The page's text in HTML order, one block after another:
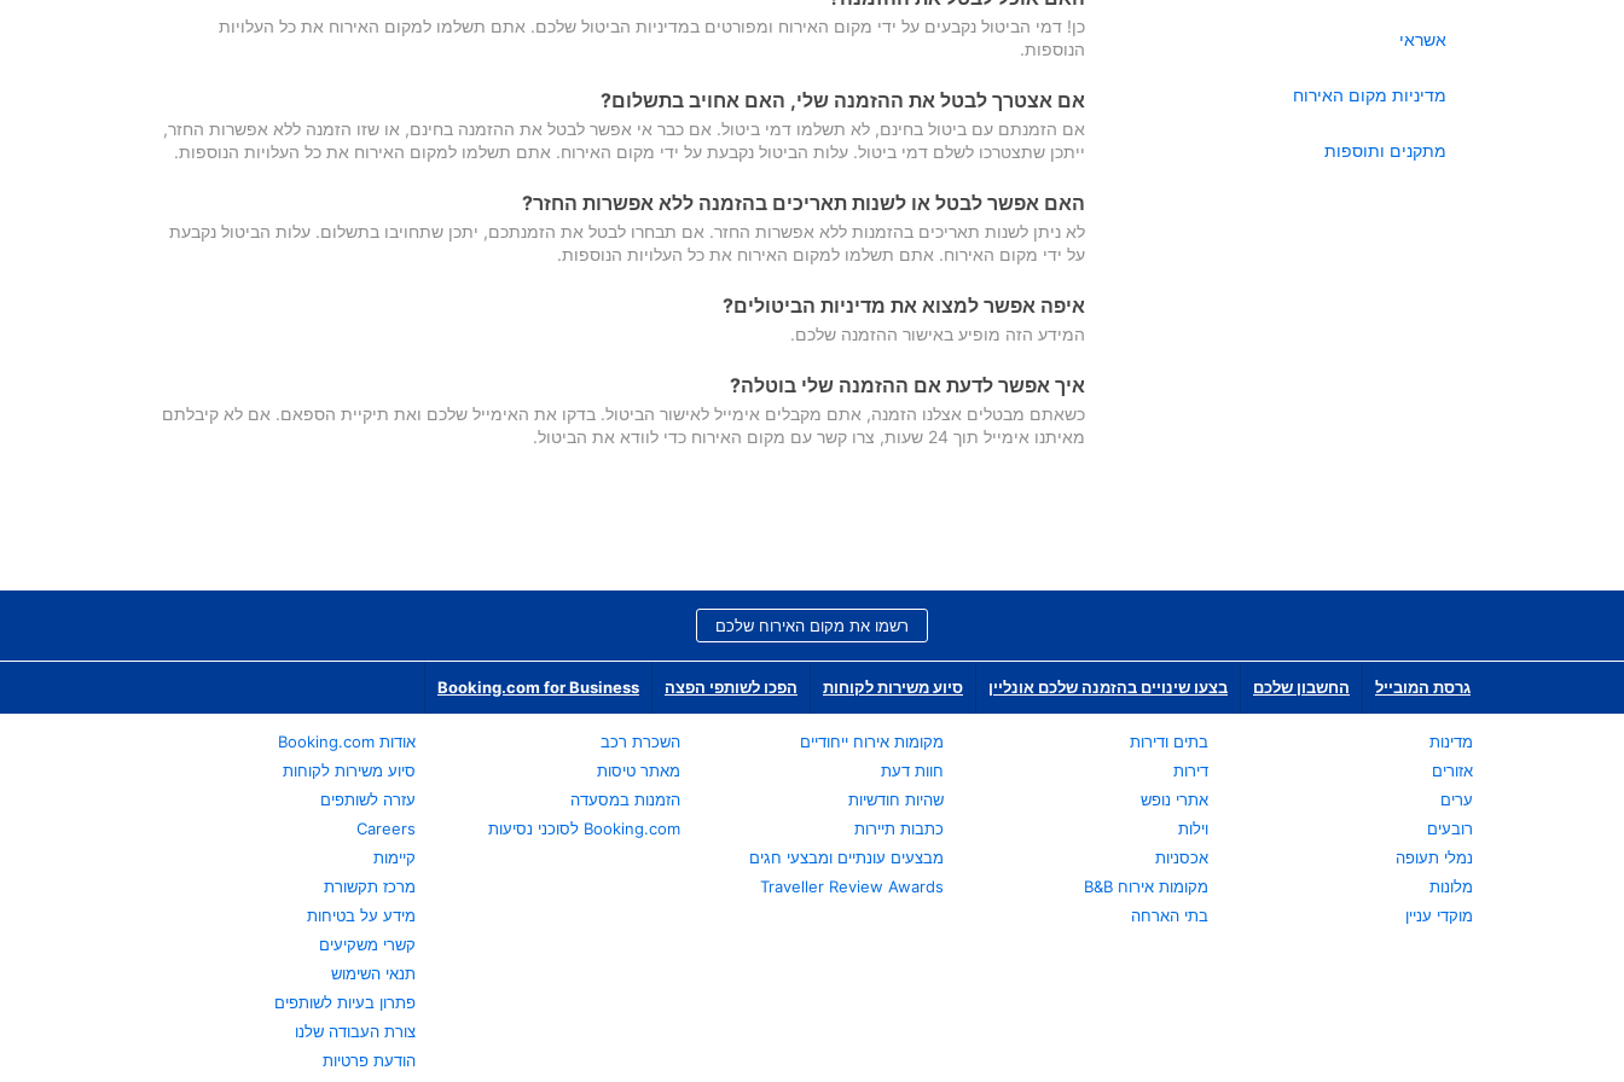
אשראי
מדיניות מקום האירוח
מתקנים ותוספות
כן! דמי הביטול נקבעים על ידי מקום האירוח ומפורטים במדיניות הביטול שלכם. אתם תשלמו למקום האירוח את כל העלויות
הנוספות.
אם אצטרך לבטל את ההזמנה שלי, האם אחויב בתשלום?
אם הזמנתם עם ביטול בחינם, לא תשלמו דמי ביטול. אם כבר אי אפשר לבטל את ההזמנה בחינם, או שזו הזמנה ללא אפשרות החזר,
ייתכן שתצטרכו לשלם דמי ביטול. עלות הביטול נקבעת על ידי מקום האירוח. אתם תשלמו למקום האירוח את כל העלויות הנוספות.
האם אפשר לבטל או לשנות תאריכים בהזמנה ללא אפשרות החזר?
לא ניתן לשנות תאריכים בהזמנות ללא אפשרות החזר. אם תבחרו לבטל את הזמנתכם, יתכן שתחויבו בתשלום. עלות הביטול נקבעת
על ידי מקום האירוח. אתם תשלמו למקום האירוח את כל העלויות הנוספות.
איפה אפשר למצוא את מדיניות הביטולים?
המידע הזה מופיע באישור ההזמנה שלכם.
איך אפשר לדעת אם ההזמנה שלי בוטלה?
כשאתם מבטלים אצלנו הזמנה, אתם מקבלים אימייל לאישור הביטול. בדקו את האימייל שלכם ואת תיקיית הספאם. אם לא קיבלתם
מאיתנו אימייל תוך 24 שעות, צרו קשר עם מקום האירוח כדי לוודא את הביטול.
רשמו את מקום האירוח שלכם
גרסת המובייל החשבון שלכם בצעו שינויים בהזמנה שלכם אונליין סיוע משירות לקוחות הפכו לשותפי הפצה Booking.com for Business
מדינות
אזורים
ערים
רובעים
נמלי תעופה
מלונות
מוקדי עניין
בתים ודירות
דירות
אתרי נופש
וילות
אכסניות
מקומות אירוח B&B
בתי הארחה
מקומות אירוח ייחודיים
חוות דעת
שהיות חודשיות
כתבות תיירות
מבצעים עונתיים ומבצעי חגים
Traveller Review Awards
השכרת רכב
מאתר טיסות
הזמנות במסעדה
Booking.com לסוכני נסיעות
אודות Booking.com
סיוע משירות לקוחות
עזרה לשותפים
Careers
קיימות
מרכז תקשורת
מידע על בטיחות
קשרי משקיעים
תנאי השימוש
פתרון בעיות לשותפים
צורת העבודה שלנו
הודעת פרטיות